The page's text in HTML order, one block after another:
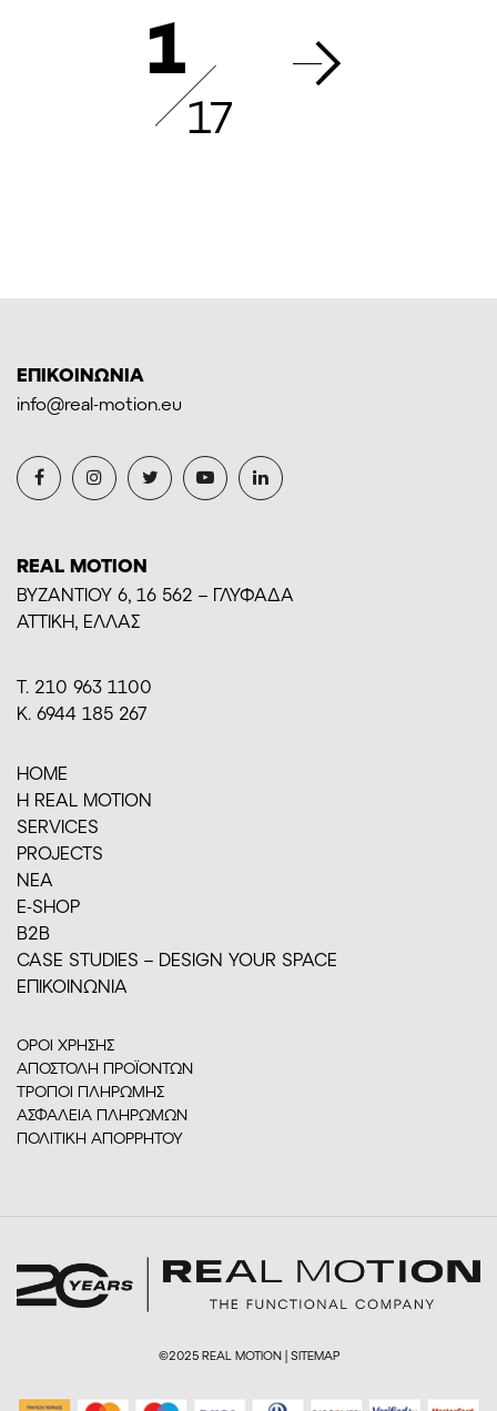
1
17
ΕΠΙΚΟΙΝΩΝΙΑ
info@real-motion.eu
REAL MOTION
BYZANTIOY 6, 16 562 – ΓΛΥΦΑΔΑ
ΑΤΤΙΚΗ, ΕΛΛΑΣ
Τ. 210 963 1100
Κ. 6944 185 267
HOME
H REAL MOTION
SERVICES
PROJECTS
ΝΕΑ
E-SHOP
Β2Β
CASE STUDIES – DESIGN YOUR SPACE
ΕΠΙΚΟΙΝΩΝΙΑ
ΟΡΟΙ ΧΡΗΣΗΣ
ΑΠΟΣΤΟΛΗ ΠΡΟΪΟΝΤΩΝ
ΤΡΟΠΟΙ ΠΛΗΡΩΜΗΣ
ΑΣΦΑΛΕΙΑ ΠΛΗΡΩΜΩΝ
ΠΟΛΙΤΙΚΗ ΑΠΟΡΡΗΤΟΥ
©2025 REAL MOTION | SITEMAP